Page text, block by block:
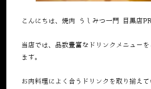
こんにちは、焼肉 うしみつ一門 目黒店PR
当店では、品数豊富なドリンクメニュー
ます。
お肉料理によく合うドリンクを取り揃えて